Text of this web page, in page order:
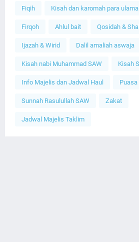
Fiqih Kisah dan karomah para ulama
Firqoh Ahlul bait Qosidah &
Ijazah & Wirid Dalil amaliah aswaja
Kisah nabi Muhammad SAW Kisah
Info Majelis dan Jadwal Haul Puasa
Sunnah Rasulullah SAW Zakat
Jadwal Majelis Taklim